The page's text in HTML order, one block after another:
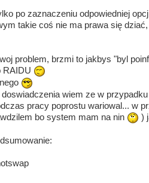
po zaznaczeniu odpowiedniej
takie coś nie ma prawa się
problem, brzmi to jakbys "byl
RAIDU
wiem ze w
pracy poprostu wariowal... w
bo system mam na nin
)